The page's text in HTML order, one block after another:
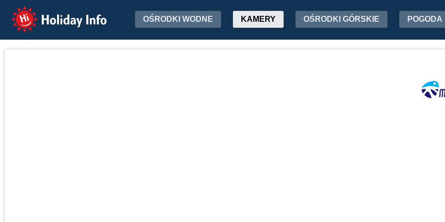
Holiday Info OŚRODKI WODNE KAMERY OŚRODKI GÓRSKIE POGODA